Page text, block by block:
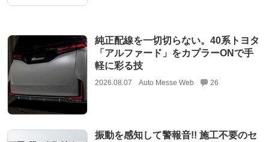
純正配線を一切切らない。40系トヨタ
「アルファード」をカプラーONで手
軽に彩る技
2026.08.07 Auto Messe Web 26
振動を感知して警報音!! 施工不要のセ